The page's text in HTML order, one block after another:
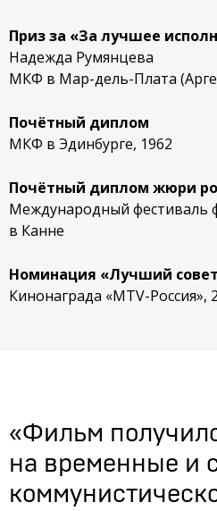
Приз за «За лучшее
Надежда Румянцева
МКФ в Мар-дель-Плата
Почётный диплом
МКФ в Эдинбурге, 1962
Почётный диплом жюри
Международный фестиваль
в Канне
Номинация «Лучший
Кинонаграда «MTV-Россия»,
«Фильм
на временные и